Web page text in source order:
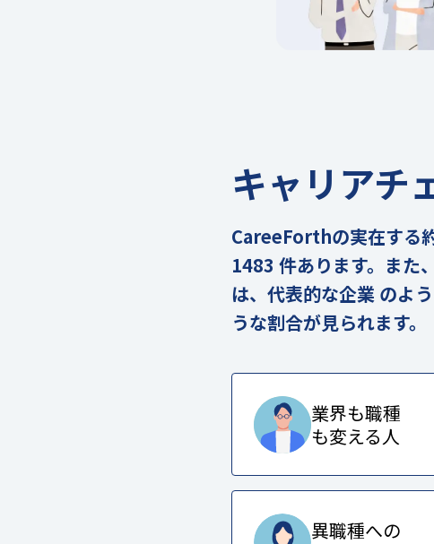
キャリアチ
CareeForthの実在する
1483 件あります。また
は、代表的な企業 のよ
うな割合が見られます。
業界も職種
も変える人
異職種への